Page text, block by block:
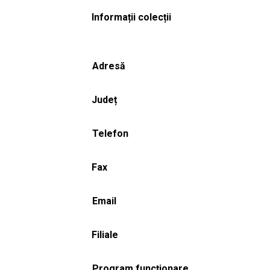
Informații colecții
Adresă
Județ
Telefon
Fax
Email
Filiale